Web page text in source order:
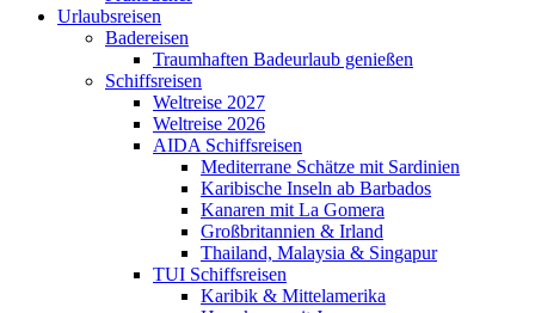
Urlaubsreisen
Badereisen
Traumhaften Badeurlaub genießen
Schiffsreisen
Weltreise 2027
Weltreise 2026
AIDA Schiffsreisen
Mediterrane Schätze mit Sardinien
Karibische Inseln ab Barbados
Kanaren mit La Gomera
Großbritannien & Irland
Thailand, Malaysia & Singapur
TUI Schiffsreisen
Karibik & Mittelamerika